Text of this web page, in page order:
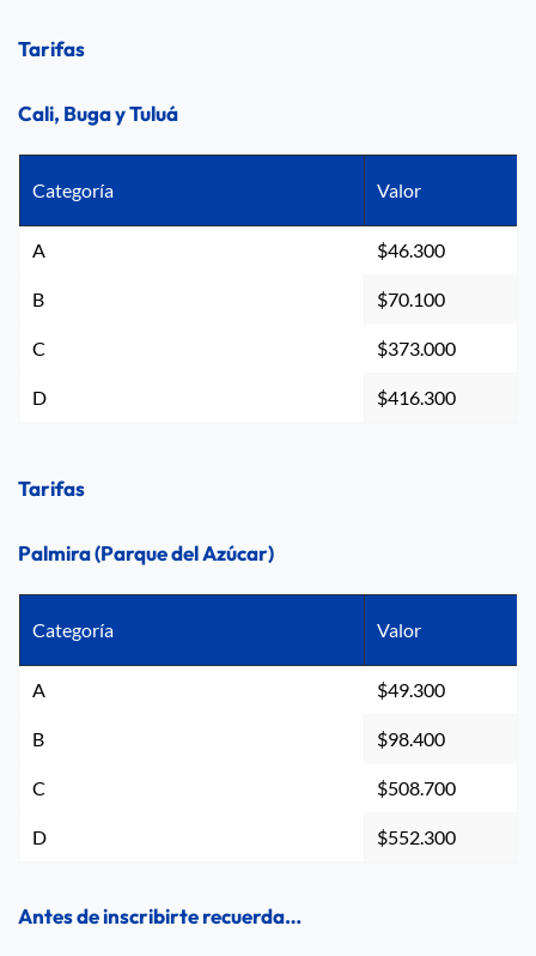
Tarifas
Cali, Buga y Tuluá
Categoría Valor
A $46.300
B $70.100
C $373.000
D $416.300
Tarifas
Palmira (Parque del Azúcar)
Categoría Valor
A $49.300
B $98.400
C $508.700
D $552.300
Antes de inscribirte recuerda…